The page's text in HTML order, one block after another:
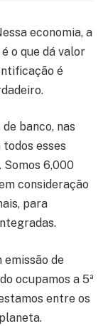
economia, a
o que dá valor
é
banco, nas
esses
Somos 6,000
consideração
para
emissão de
ocupamos a 5ª
entre os